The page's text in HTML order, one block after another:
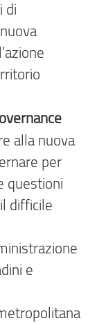
di
alla nuova
per
questioni
difficile
e